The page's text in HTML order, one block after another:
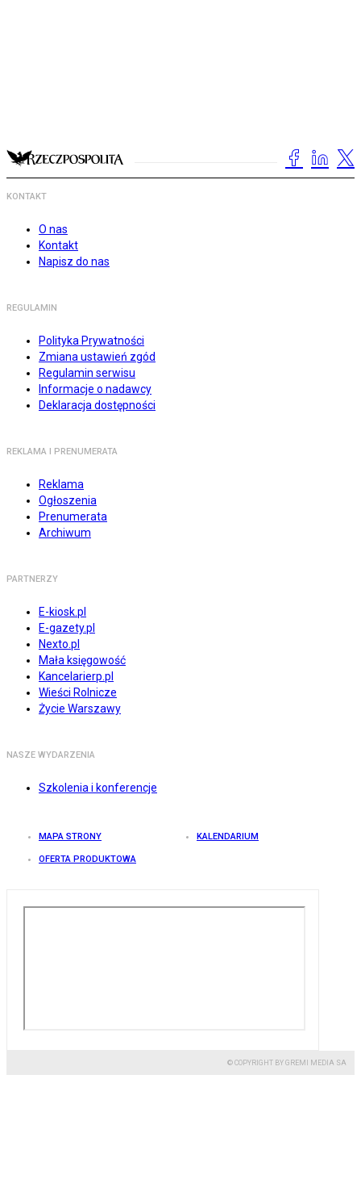
KONTAKT
O nas
Kontakt
Napisz do nas
REGULAMIN
Polityka Prywatności
Zmiana ustawień zgód
Regulamin serwisu
Informacje o nadawcy
Deklaracja dostępności
REKLAMA I PRENUMERATA
Reklama
Ogłoszenia
Prenumerata
Archiwum
PARTNERZY
E-kiosk.pl
E-gazety.pl
Nexto.pl
Mała księgowość
Kancelarierp.pl
Wieści Rolnicze
Życie Warszawy
NASZE WYDARZENIA
Szkolenia i konferencje
MAPA STRONY KALENDARIUM
OFERTA PRODUKTOWA
© COPYRIGHT BY GREMI MEDIA SA